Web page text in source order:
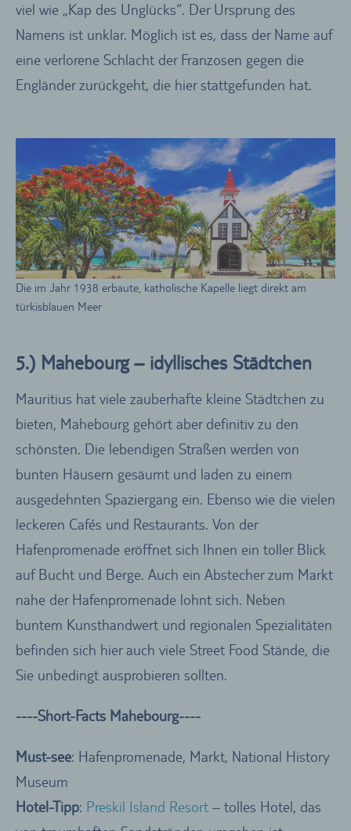
viel wie „Kap des Unglücks“. Der Ursprung des
Namens ist unklar. Möglich ist es, dass der Name auf
eine verlorene Schlacht der Franzosen gegen die
Engländer zurückgeht, die hier stattgefunden hat.
Die im Jahr 1938 erbaute, katholische Kapelle liegt direkt am
türkisblauen Meer
5.) Mahebourg – idyllisches Städtchen
Mauritius hat viele zauberhafte kleine Städtchen zu
bieten, Mahebourg gehört aber definitiv zu den
schönsten. Die lebendigen Straßen werden von
bunten Häusern gesäumt und laden zu einem
ausgedehnten Spaziergang ein. Ebenso wie die vielen
leckeren Cafés und Restaurants. Von der
Hafenpromenade eröffnet sich Ihnen ein toller Blick
auf Bucht und Berge. Auch ein Abstecher zum Markt
nahe der Hafenpromenade lohnt sich. Neben
buntem Kunsthandwert und regionalen Spezialitäten
befinden sich hier auch viele Street Food Stände, die
Sie unbedingt ausprobieren sollten.
----Short-Facts Mahebourg----
Must-see: Hafenpromenade, Markt, National History
Museum
Hotel-Tipp: Preskil Island Resort – tolles Hotel, das